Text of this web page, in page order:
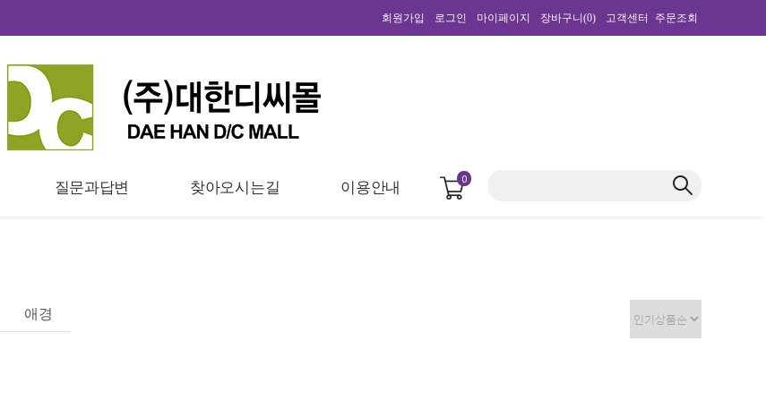
회원가입 로그인 마이페이지 장바구니(0) 고객센터 주문조회
질문과답변 찾아오시는길 이용안내 0
애경